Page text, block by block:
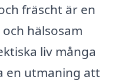
fräscht är en
hälsosam
liv många
en utmaning att